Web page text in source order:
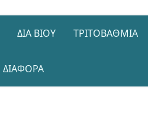
ΔΙΑ ΒΊΟΥ ΤΡΙΤΟΒΆΘΜΙΑ
ΔΙΑΦΟΡΑ